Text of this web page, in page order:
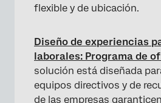
flexible y de ubicación.
Diseño de experiencias
laborales: Programa de
solución está diseñada
equipos directivos y de
de las empresas